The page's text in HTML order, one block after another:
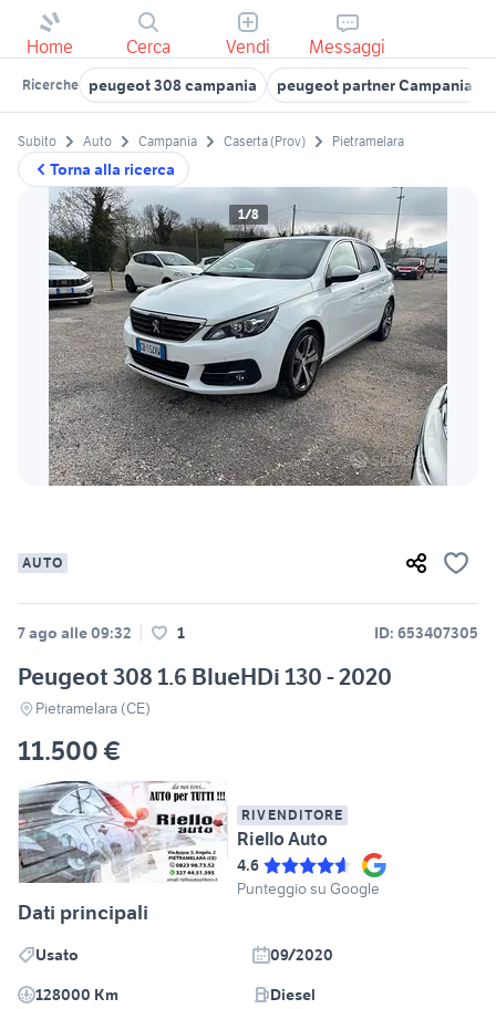
Home Cerca Vendi Messaggi
Ricerche peugeot 308 campania peugeot partner Campania
Torna alla ricerca
Subito Auto Campania Caserta (Prov) Pietramelara
1/8
AUTO
7 ago alle 09:32 1 ID: 653407305
Peugeot 308 1.6 BlueHDi 130 - 2020
Pietramelara (CE)
11.500 €
RIVENDITORE
Riello Auto
4.6
Punteggio su Google
Dati principali
Usato
09/2020
128000 Km
Diesel